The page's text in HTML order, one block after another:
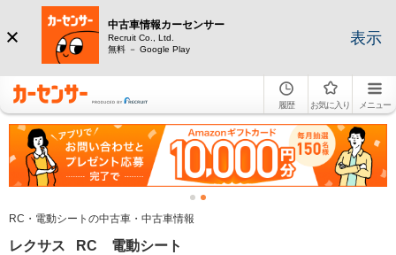
中古車情報カーセンサー
Recruit Co., Ltd.
無料 － Google Play
表示
履歴 お気に入り メニュー
RC・電動シートの中古車・中古車情報
レクサス RC 電動シート